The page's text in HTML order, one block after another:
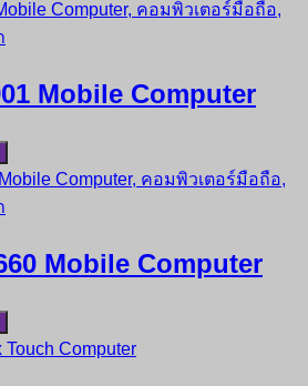
Mobile Computer
Mobile Computer